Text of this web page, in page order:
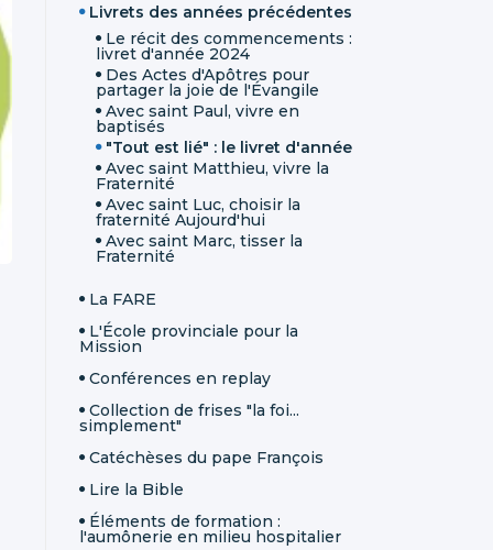
Livrets des années précédentes
Le récit des commencements :
livret d'année 2024
Des Actes d'Apôtres pour
partager la joie de l'Évangile
Avec saint Paul, vivre en
baptisés
"Tout est lié" : le livret d'année
Avec saint Matthieu, vivre la
Fraternité
Avec saint Luc, choisir la
fraternité Aujourd'hui
Avec saint Marc, tisser la
Fraternité
La FARE
L'École provinciale pour la
Mission
Conférences en replay
Collection de frises "la foi...
simplement"
Catéchèses du pape François
Lire la Bible
Éléments de formation :
l'aumônerie en milieu hospitalier